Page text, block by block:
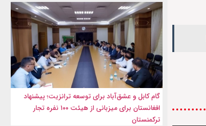
گام کابل و عشق‌آباد برای توسعه ترانزیت؛ پیشنهاد
افغانستان برای میزبانی از هیئت ۱۰۰ نفره تجار
ترکمنستان